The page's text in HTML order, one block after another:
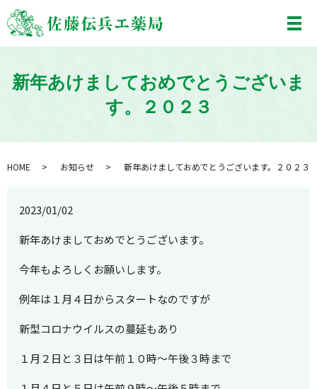
メ
新年あけましておめでとうございま
す。２０２３
HOME お知らせ 新年あけましておめでとうございます。２０２３
2023/01/02
新年あけましておめでとうございます。
今年もよろしくお願いします。
例年は１月４日からスタートなのですが
新型コロナウイルスの蔓延もあり
１月２日と３日は午前１０時～午後３時まで